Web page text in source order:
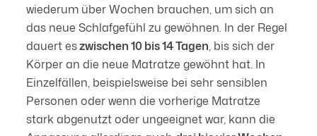
wiederum über Wochen brauchen, um sich an
das neue Schlafgefühl zu gewöhnen. In der Regel
dauert eszwischen 10 bis 14 Tagen, bis sich der
Körper an die neue Matratze gewöhnt hat. In
Einzelfällen, beispielsweise bei sehr sensiblen
Personen oder wenn die vorherige Matratze
stark abgenutzt oder ungeeignet war, kann die